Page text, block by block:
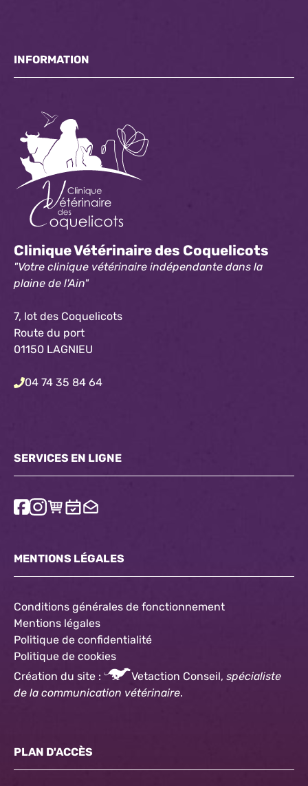
INFORMATION
Clinique Vétérinaire des Coquelicots
"Votre clinique vétérinaire indépendante dans la
plaine de l'Ain"
7, lot des Coquelicots
Route du port
01150 LAGNIEU
04 74 35 84 64
SERVICES EN LIGNE
MENTIONS LÉGALES
Conditions générales de fonctionnement
Mentions légales
Politique de confidentialité
Politique de cookies
Création du site :
Vetaction Conseil, spécialiste
de la communication vétérinaire.
PLAN D'ACCÈS